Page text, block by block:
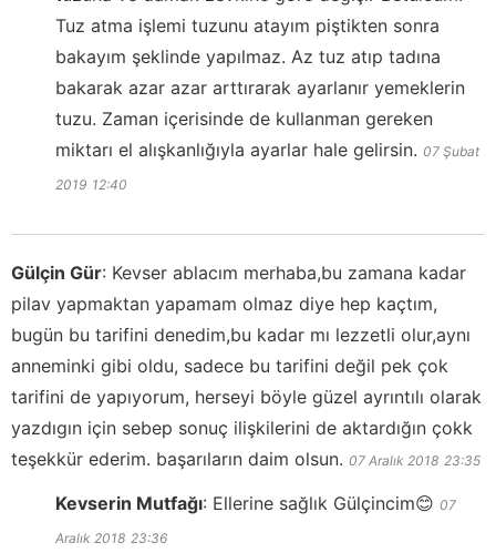
Tuz atma işlemi tuzunu atayım piştikten sonra
bakayım şeklinde yapılmaz. Az tuz atıp tadına
bakarak azar azar arttırarak ayarlanır yemeklerin
tuzu. Zaman içerisinde de kullanman gereken
miktarı el alışkanlığıyla ayarlar hale gelirsin. 07 Şubat
2019 12:40
Gülçin Gür: Kevser ablacım merhaba,bu zamana kadar
pilav yapmaktan yapamam olmaz diye hep kaçtım,
bugün bu tarifini denedim,bu kadar mı lezzetli olur,aynı
anneminki gibi oldu, sadece bu tarifini değil pek çok
tarifini de yapıyorum, herseyi böyle güzel ayrıntılı olarak
yazdıgın için sebep sonuç ilişkilerini de aktardığın çokk
teşekkür ederim. başarıların daim olsun. 07 Aralık 2018 23:35
Kevserin Mutfağı: Ellerine sağlık Gülçincim😊 07
Aralık 2018 23:36